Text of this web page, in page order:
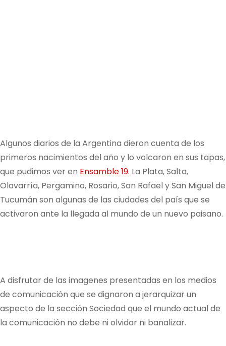
Algunos diarios de la Argentina dieron cuenta de los
primeros nacimientos del año y lo volcaron en sus tapas,
que pudimos ver en Ensamble 19. La Plata, Salta,
Olavarría, Pergamino, Rosario, San Rafael y San Miguel de
Tucumán son algunas de las ciudades del país que se
activaron ante la llegada al mundo de un nuevo paisano.
A disfrutar de las imagenes presentadas en los medios
de comunicación que se dignaron a jerarquizar un
aspecto de la sección Sociedad que el mundo actual de
la comunicación no debe ni olvidar ni banalizar.